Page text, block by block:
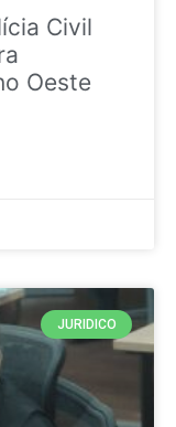
Civil
Oeste
JURIDICO